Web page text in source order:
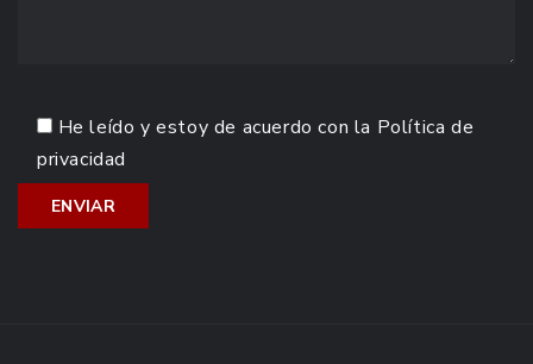
He leído y estoy de acuerdo con la Política de
privacidad